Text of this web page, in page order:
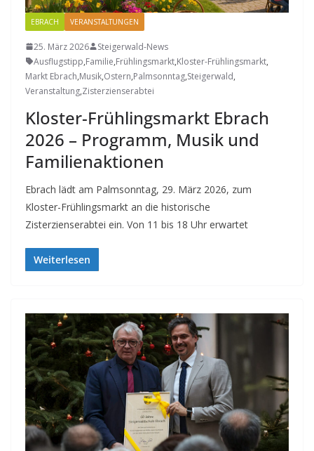
EBRACH VERANSTALTUNGEN
25. März 2026
Steigerwald-News
Ausflugstipp,Familie,Frühlingsmarkt,Kloster-Frühlingsmarkt,
Markt Ebrach,Musik,Ostern,Palmsonntag,Steigerwald,
Veranstaltung,Zisterzienserabtei
Kloster-Frühlingsmarkt Ebrach
2026 – Programm, Musik und
Familienaktionen
Ebrach lädt am Palmsonntag, 29. März 2026, zum
Kloster-Frühlingsmarkt an die historische
Zisterzienserabtei ein. Von 11 bis 18 Uhr erwartet
Weiterlesen